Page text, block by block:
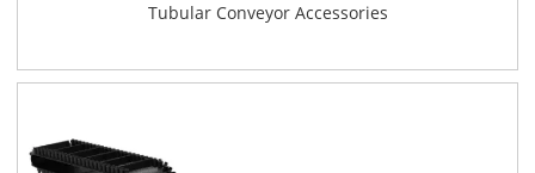
Tubular Conveyor Accessories